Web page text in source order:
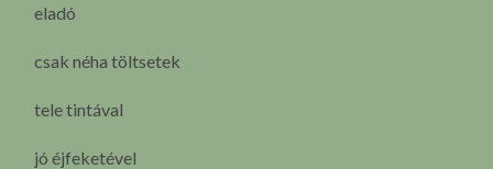
eladó
csak néha töltsetek
tele tintával
jó éjfeketével